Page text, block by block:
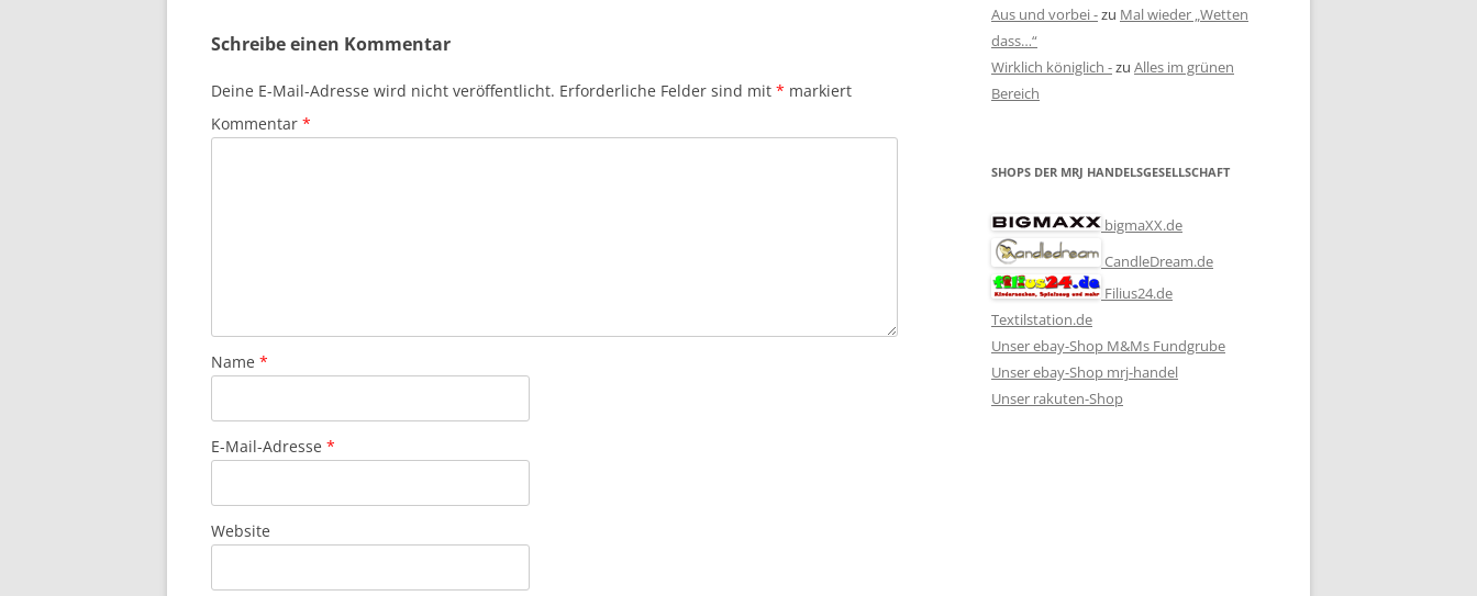
Schreibe einen Kommentar
Deine E-Mail-Adresse wird nicht veröffentlicht. Erforderliche Felder sind mit * markiert
Kommentar *
Name *
E-Mail-Adresse *
Website
Aus und vorbei -zu Mal wieder „Wetten
dass…“
Wirklich königlich -zu Alles im grünen
Bereich
SHOPS DER MRJ HANDELSGESELLSCHAFT
bigmaXX.de
CandleDream.de
Filius24.de
Textilstation.de
Unser ebay-Shop M&Ms Fundgrube
Unser ebay-Shop mrj-handel
Unser rakuten-Shop